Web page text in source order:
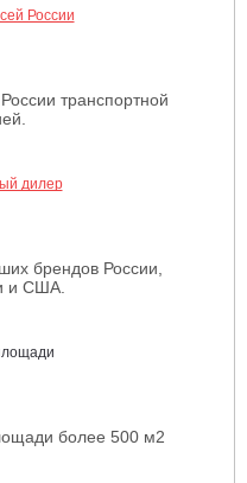
транспортной
брендов России,
и США.
более 500 м2